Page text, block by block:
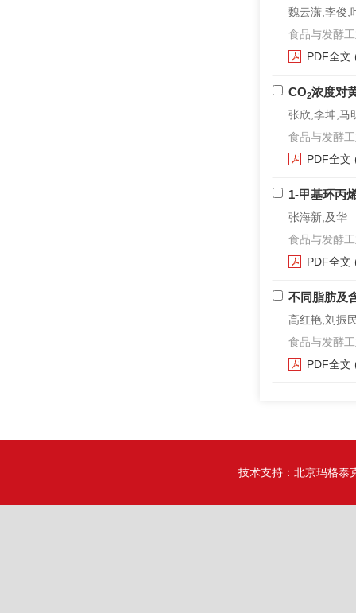
魏云潇,李俊,
食品与发酵
PDF全文
CO2浓度对
张欣,李坤,马
食品与发酵
PDF全文
1-甲基环丙
张海新,及华
食品与发酵
PDF全文
不同脂肪及
高红艳,刘振
食品与发酵
PDF全文
技术支持： 北京玛格泰